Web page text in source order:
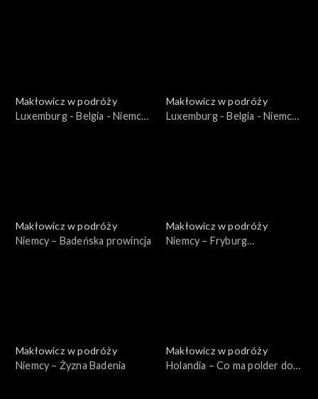
Makłowicz w podróży
Luxemburg - Belgia - Niemcy
Makłowicz w podróży
Luxemburg - Belgia - Niemcy
Makłowicz w podróży
Niemcy – Badeńska prowincja
Makłowicz w podróży
Niemcy – Fryburg
Makłowicz w podróży
Niemcy – Żyzna Badenia
Makłowicz w podróży
Holandia – Co ma polder do